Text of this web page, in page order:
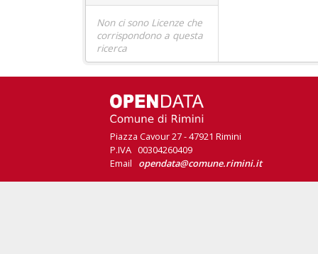
Non ci sono Licenze che
corrispondono a questa
ricerca
Piazza Cavour 27 - 47921 Rimini
P.IVA 00304260409
Email opendata@comune.rimini.it